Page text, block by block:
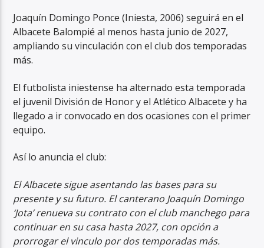
Radio Marca AB
Joaquín Domingo Ponce (Iniesta, 2006) seguirá en el
Albacete Balompié al menos hasta junio de 2027,
ampliando su vinculación con el club dos temporadas
más.
El futbolista iniestense ha alternado esta temporada
el juvenil División de Honor y el Atlético Albacete y ha
llegado a ir convocado en dos ocasiones con el primer
equipo.
Así lo anuncia el club:
El Albacete sigue asentando las bases para su
presente y su futuro. El canterano Joaquín Domingo
‘Jota’ renueva su contrato con el club manchego para
continuar en su casa hasta 2027, con opción a
prorrogar el vinculo por dos temporadas más.